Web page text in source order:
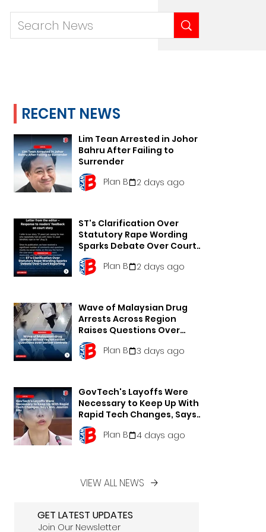
RECENT NEWS
Lim Tean Arrested in Johor
Bahru After Failing to
Surrender
Plan B
2 days ago
ST's Clarification Over
Statutory Rape Wording
Sparks Debate Over Court
Reporting
Plan B 2 days ago
Wave of Malaysian Drug
Arrests Across Region
Raises Questions Over
Border Controls
Plan B 3 days ago
GovTech's Layoffs Were
Necessary to Keep Up With
Rapid Tech Changes, Says
Min. Jasmin Lau
Plan B 4 days ago
VIEW ALL NEWS
GET LATEST UPDATES
Join Our Newsletter